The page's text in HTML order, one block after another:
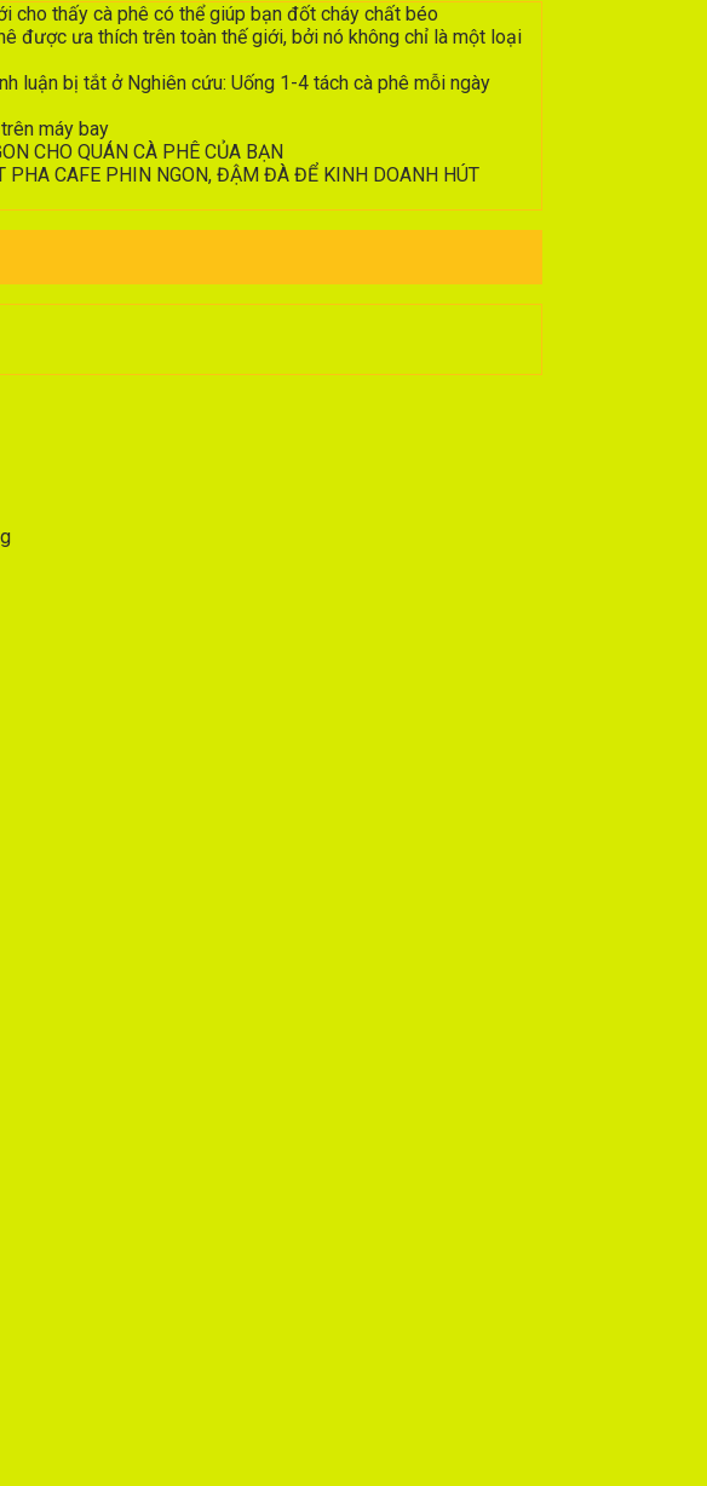
cho thấy cà phê có thể giúp bạn đốt cháy chất béo
được ưa thích trên toàn thế giới, bởi nó không chỉ là một loại
luận bị tắt ở Nghiên cứu: Uống 1-4 tách cà phê mỗi ngày
máy bay
CHO QUÁN CÀ PHÊ CỦA BẠN
PHA CAFE PHIN NGON, ĐẬM ĐÀ ĐỂ KINH DOANH HÚT